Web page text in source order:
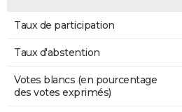
Taux de participation
Taux d'abstention
Votes blancs (en pourcentage
des votes exprimés)